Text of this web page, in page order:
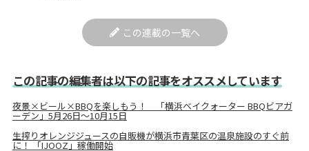
この連載の一覧へ
この記事の編集者は以下の記事をオススメしています
夜景×ビール×BBQを楽しもう！ 「横浜ベイクォーター BBQビアガ
ーデン」5月26日〜10月15日
生搾りオレンジジュースの自販機が横浜市青葉区の温泉施設のすぐ前
に！ 「IJOOZ」稼働開始